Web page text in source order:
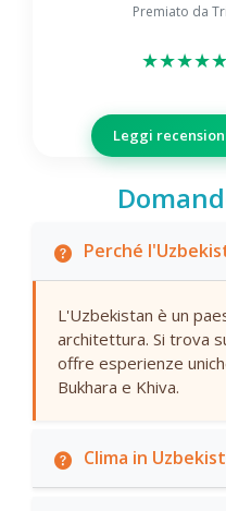
Premiato da
★★★★★
Leggi
Perché
L'Uzbekistan è un
architettura. Si trova
offre esperienze
Bukhara e Khiva.
Clima in